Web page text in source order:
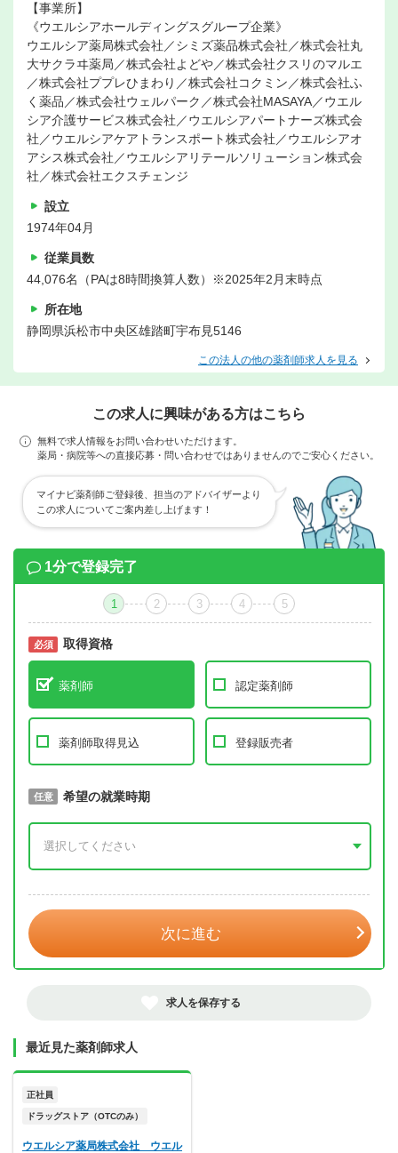
【事業所】
《ウエルシアホールディングスグループ企業》
ウエルシア薬局株式会社／シミズ薬品株式会社／株式会社丸
大サクラヰ薬局／株式会社よどや／株式会社クスリのマルエ
／株式会社ププレひまわり／株式会社コクミン／株式会社ふ
く薬品／株式会社ウェルパーク／株式会社MASAYA／ウエル
シア介護サービス株式会社／ウエルシアパートナーズ株式会
社／ウエルシアケアトランスポート株式会社／ウエルシアオ
アシス株式会社／ウエルシアリテールソリューション株式会
社／株式会社エクスチェンジ
設立
1974年04月
従業員数
44,076名（PAは8時間換算人数）※2025年2月末時点
所在地
静岡県浜松市中央区雄踏町宇布見5146
この法人の他の薬剤師求人を見る
この求人に興味がある方はこちら
無料で求人情報をお問い合わせいただけます。
薬局・病院等への直接応募・問い合わせではありませんのでご安心ください。
マイナビ薬剤師ご登録後、担当のアドバイザーより
この求人についてご案内差し上げます！
1分で登録完了
1 2 3 4 5
必須 取得資格
薬剤師 認定薬剤師
薬剤師取得見込 登録販売者
必須 取得予定年
任意 希望の就業時期
次に進む
求人を保存する
最近見た薬剤師求人
正社員
ドラッグストア（OTCのみ）
ウエルシア薬局株式会社 ウエル